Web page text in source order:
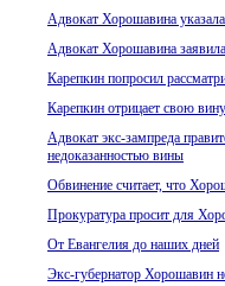
Адвокат Хорошавина
Адвокат Хорошавина
Карепкин попросил
Карепкин отрицает свою
Адвокат экс-зампреда
недоказанностью вины
Обвинение считает, что
Прокуратура просит для
От Евангелия до наших дней
Экс-губернатор Хорошавин